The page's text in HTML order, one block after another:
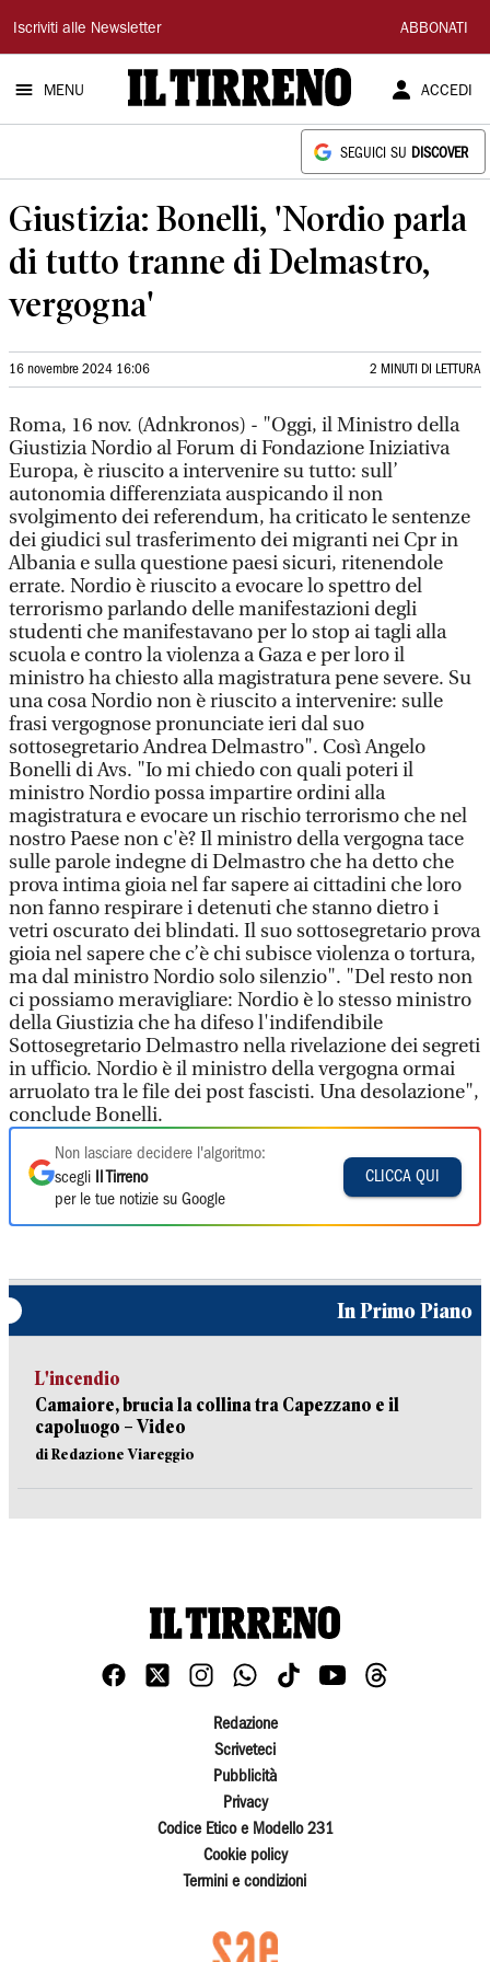
Il
Tirreno
Iscriviti alle Newsletter ABBONATI
MENU ACCEDI
SEGUICI SU DISCOVER
Giustizia: Bonelli, 'Nordio parla
di tutto tranne di Delmastro,
vergogna'
16 novembre 2024 16:06 2 MINUTI DI LETTURA
Roma, 16 nov. (Adnkronos) - "Oggi, il Ministro della
Giustizia Nordio al Forum di Fondazione Iniziativa
Europa, è riuscito a intervenire su tutto: sull’
autonomia differenziata auspicando il non
svolgimento dei referendum, ha criticato le sentenze
dei giudici sul trasferimento dei migranti nei Cpr in
Albania e sulla questione paesi sicuri, ritenendole
errate. Nordio è riuscito a evocare lo spettro del
terrorismo parlando delle manifestazioni degli
studenti che manifestavano per lo stop ai tagli alla
scuola e contro la violenza a Gaza e per loro il
ministro ha chiesto alla magistratura pene severe. Su
una cosa Nordio non è riuscito a intervenire: sulle
frasi vergognose pronunciate ieri dal suo
sottosegretario Andrea Delmastro". Così Angelo
Bonelli di Avs. "Io mi chiedo con quali poteri il
ministro Nordio possa impartire ordini alla
magistratura e evocare un rischio terrorismo che nel
nostro Paese non c'è? Il ministro della vergogna tace
sulle parole indegne di Delmastro che ha detto che
prova intima gioia nel far sapere ai cittadini che loro
non fanno respirare i detenuti che stanno dietro i
vetri oscurato dei blindati. Il suo sottosegretario prova
gioia nel sapere che c’è chi subisce violenza o tortura,
ma dal ministro Nordio solo silenzio". "Del resto non
ci possiamo meravigliare: Nordio è lo stesso ministro
della Giustizia che ha difeso l'indifendibile
Sottosegretario Delmastro nella rivelazione dei segreti
in ufficio. Nordio è il ministro della vergogna ormai
arruolato tra le file dei post fascisti. Una desolazione",
conclude Bonelli.
Non lasciare decidere l'algoritmo:
scegli
Il Tirreno
per le tue notizie su Google
CLICCA QUI
In Primo Piano
L'incendio
Camaiore, brucia la collina tra Capezzano e il
capoluogo – Video
di Redazione Viareggio
Redazione
Scriveteci
Pubblicità
Privacy
Codice Etico e Modello 231
Cookie policy
Termini e condizioni